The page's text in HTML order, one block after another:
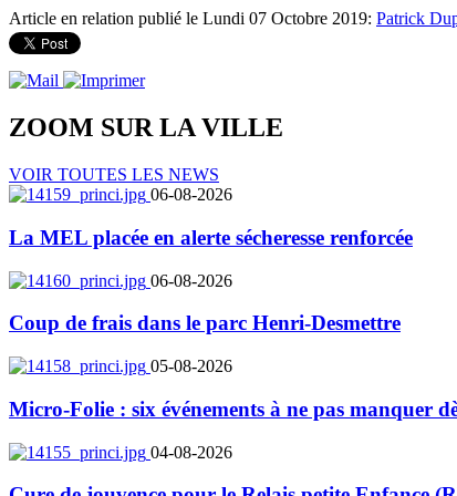
Article en relation publié le Lundi 07 Octobre 2019: Patrick
ZOOM SUR LAVILLE
VOIR TOUTES LES NEWS
06-08-2026
La MEL placée en alerte sécheresse renforcée
06-08-2026
Coup de frais dans le parc Henri-Desmettre
05-08-2026
Micro-Folie : six événements à ne pas manquer
04-08-2026